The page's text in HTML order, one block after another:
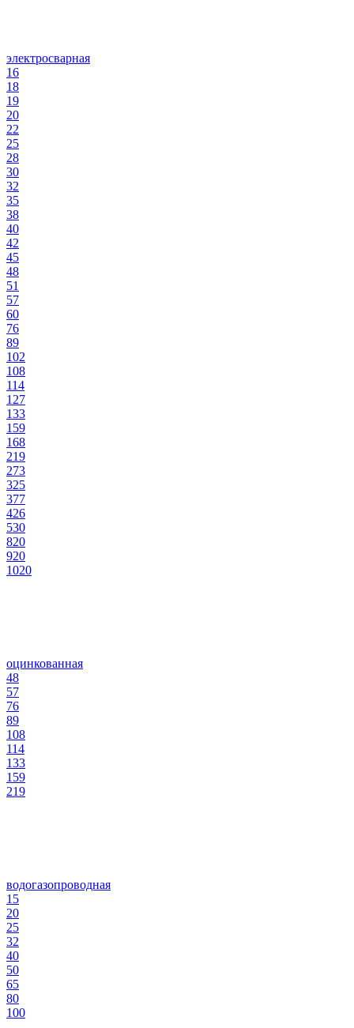
электросварная
16
18
19
20
22
25
28
30
32
35
38
40
42
45
48
51
57
60
76
89
102
108
114
127
133
159
168
219
273
325
377
426
530
820
920
1020
оцинкованная
48
57
76
89
108
114
133
159
219
водогазопроводная
15
20
25
32
40
50
65
80
100